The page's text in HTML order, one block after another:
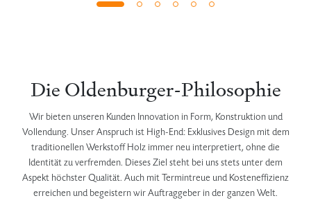
Die Oldenburger-Philosophie
Wir bieten unseren Kunden Innovation in Form, Konstruktion und
Vollendung. Unser Anspruch ist High-End: Exklusives Design mit dem
traditionellen Werkstoff Holz immer neu interpretiert, ohne die
Identität zu verfremden. Dieses Ziel steht bei uns stets unter dem
Aspekt höchster Qualität. Auch mit Termintreue und Kosteneffizienz
erreichen und begeistern wir Auftraggeber in der ganzen Welt.